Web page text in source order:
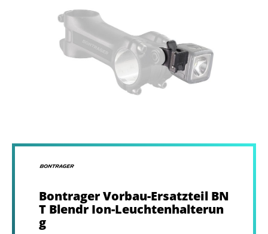
Bontrager Vorbau-Ersatzteil BN
T Blendr Ion-Leuchtenhalterun
g